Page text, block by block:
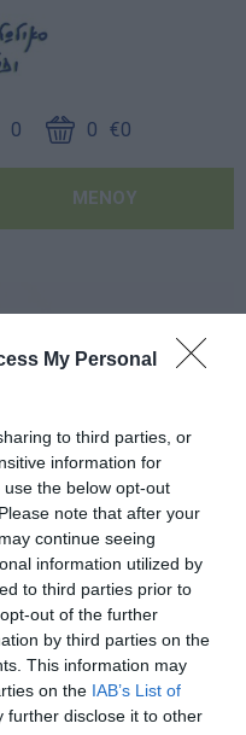
My Personal
to third parties, or
information for
the below opt-out
note that after your
continue seeing
information utilized by
to third parties prior to
out of the further
by third parties on the
This information may
on the IAB’s List of
further disclose it to other
0 0 €0
ΜΕΝΟΎ
πελάτης